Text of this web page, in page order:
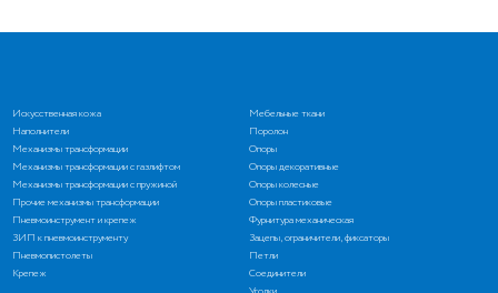
Искусственная кожа
Мебельные ткани
Наполнители
Поролон
Механизмы трансформации
Механизмы трансформации с газлифтом
Механизмы трансформации с пружиной
Прочие механизмы трансформации
Опоры
Опоры декоративные
Опоры колесные
Опоры пластиковые
Пневмоинструмент и крепеж
ЗИП к пневмоинструменту
Пневмопистолеты
Крепеж
Фурнитура механическая
Зацепы, ограничители, фиксаторы
Петли
Соединители